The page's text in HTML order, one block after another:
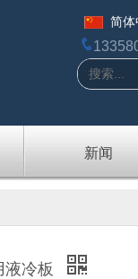
简体
新闻
冷板